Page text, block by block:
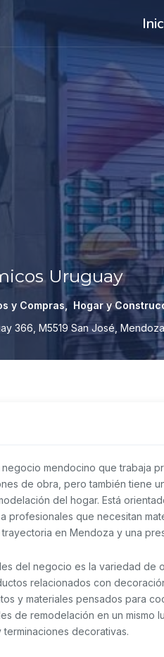
Uruguay
y Compras , Hogar y
366, M5519 San José, Mendoza
mendocino que trabaja
de obra, pero también tiene
del hogar. Está
profesionales que necesitan
en Mendoza y una
del negocio es la variedad de
relacionados con
y materiales pensados para
de remodelación en un mismo
decorativas.